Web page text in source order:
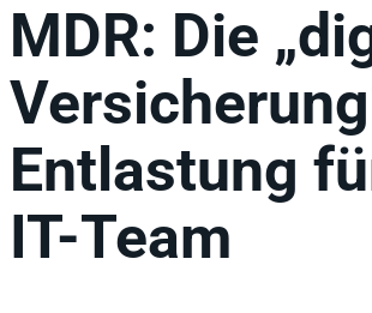
MDR: Die
Entlastung
IT-Team